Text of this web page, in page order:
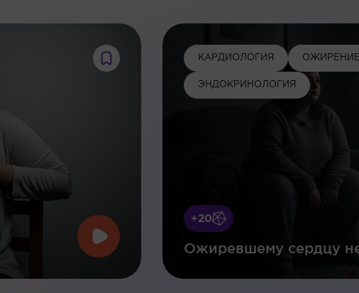
КАРДИОЛОГИЯ ОЖИРЕНИЕ
ЭНДОКРИНОЛОГИЯ
+20
Ожиревшему сердцу